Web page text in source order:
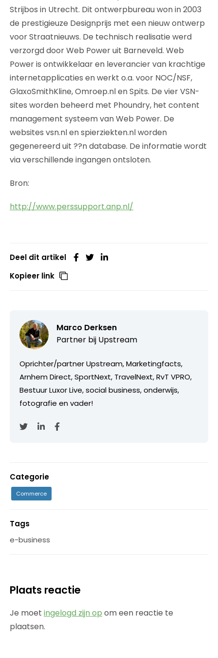
Strijbos in Utrecht. Dit ontwerpbureau won in 2003
de prestigieuze Designprijs met een nieuw ontwerp
voor Straatnieuws. De technisch realisatie werd
verzorgd door Web Power uit Barneveld. Web
Power is ontwikkelaar en leverancier van krachtige
internetapplicaties en werkt o.a. voor NOC/NSF,
GlaxoSmithKline, Omroep.nl en Spits. De vier VSN-
sites worden beheerd met Phoundry, het content
management systeem van Web Power. De
websites vsn.nl en spierziekten.nl worden
gegenereerd uit ??n database. De informatie wordt
via verschillende ingangen ontsloten.
Bron:
http://www.perssupport.anp.nl/
Deel dit artikel
Kopieer link
Marco Derksen
Partner bij Upstream
Oprichter/partner Upstream, Marketingfacts,
Arnhem Direct, SportNext, TravelNext, RvT VPRO,
Bestuur Luxor Live, social business, onderwijs,
fotografie en vader!
Categorie
Commerce
Tags
e-business
Plaats reactie
Je moet ingelogd zijn op om een reactie te
plaatsen.